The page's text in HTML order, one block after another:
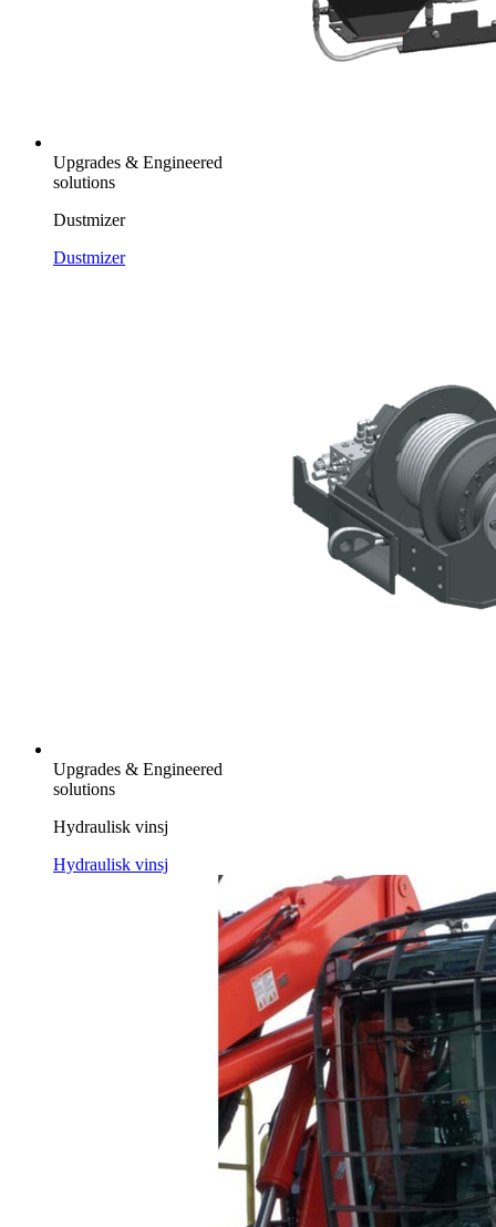
Upgrades & Engineered
solutions
Dustmizer
Dustmizer
Upgrades & Engineered
solutions
Hydraulisk vinsj
Hydraulisk vinsj